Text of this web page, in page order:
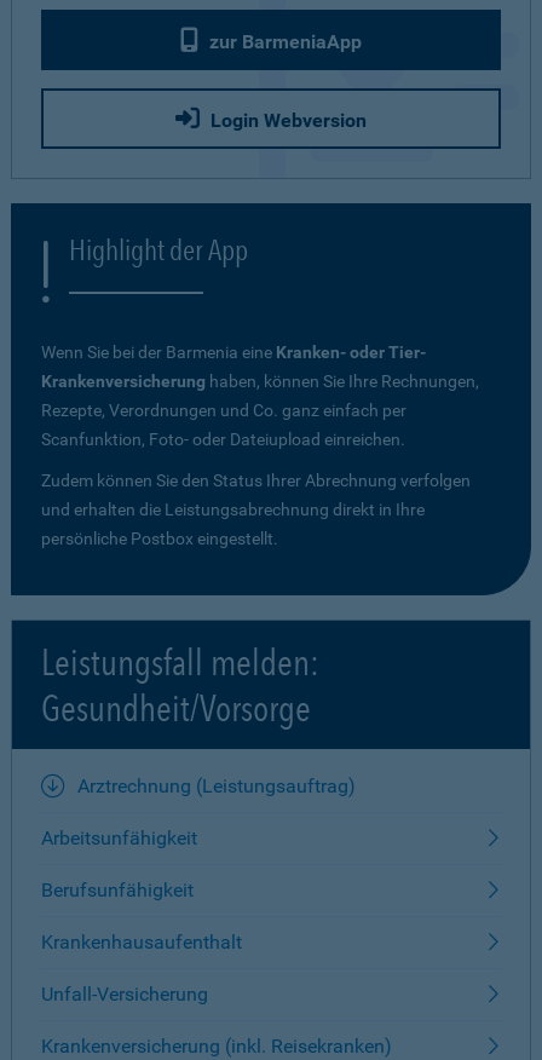
zur BarmeniaApp
Login Webversion
Highlight der App
Wenn Sie bei der Barmenia eine Kranken- oder Tier-
Krankenversicherung haben, können Sie Ihre Rechnungen,
Rezepte, Verordnungen und Co. ganz einfach per
Scanfunktion, Foto- oder Dateiupload einreichen.
Zudem können Sie den Status Ihrer Abrechnung verfolgen
und erhalten die Leistungsabrechnung direkt in Ihre
persönliche Postbox eingestellt.
Leistungsfall melden:
Gesundheit/Vorsorge
Arztrechnung (Leistungsauftrag)
Arbeitsunfähigkeit
Berufsunfähigkeit
Krankenhausaufenthalt
Unfall-Versicherung
Krankenversicherung (inkl. Reisekranken)